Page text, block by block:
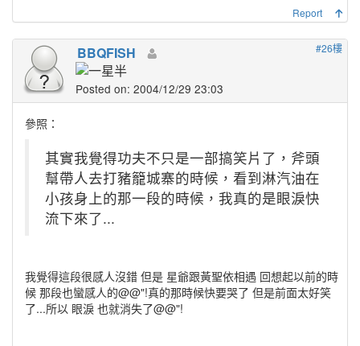
Report
#26樓
BBQFISH
Posted on: 2004/12/29 23:03
參照：
其實我覺得功夫不只是一部搞笑片了，斧頭
幫帶人去打豬籠城寨的時候，看到淋汽油在
小孩身上的那一段的時候，我真的是眼淚快
流下來了...
我覺得這段很感人沒錯 但是 星爺跟黃聖依相遇 回想起以前的時
候 那段也蠻感人的@@"!真的那時候快要哭了 但是前面太好笑
了...所以 眼淚 也就消失了@@"!